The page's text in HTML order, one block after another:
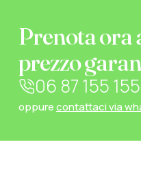
Prenota ora
prezzo
06 87 155 155
oppurecontattaci via